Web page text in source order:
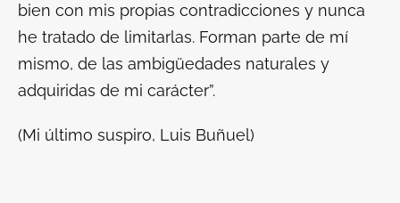
bien con mis propias contradicciones y nunca
he tratado de limitarlas. Forman parte de mí
mismo, de las ambigüedades naturales y
adquiridas de mi carácter”.
(Mi último suspiro, Luis Buñuel)